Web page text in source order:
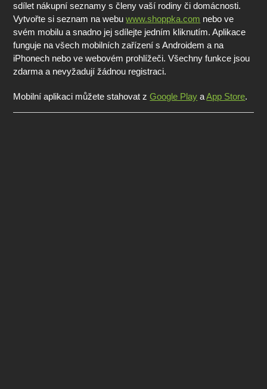
sdílet nákupní seznamy s členy vaší rodiny či domácnosti.
Vytvořte si seznam na webuwww.shoppka.com nebo ve
svém mobilu a snadno jej sdílejte jedním kliknutím. Aplikace
funguje na všech mobilních zařízení s Androidem a na
iPhonech nebo ve webovém prohlížeči. Všechny funkce jsou
zdarma a nevyžadují žádnou registraci.
Mobilní aplikaci můžete stahovat zGoogle Play aApp Store.